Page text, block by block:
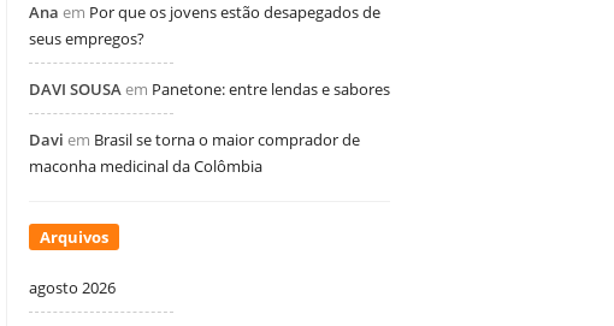
Ana em Por que os jovens estão desapegados de
seus empregos?
DAVI SOUSAem Panetone: entre lendas e sabores
Davi em Brasil se torna o maior comprador de
maconha medicinal da Colômbia
Arquivos
agosto 2026